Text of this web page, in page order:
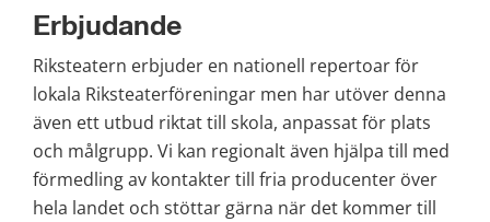
Erbjudande
Riksteatern erbjuder en nationell repertoar för
lokala Riksteaterföreningar men har utöver denna
även ett utbud riktat till skola, anpassat för plats
och målgrupp. Vi kan regionalt även hjälpa till med
förmedling av kontakter till fria producenter över
hela landet och stöttar gärna när det kommer till